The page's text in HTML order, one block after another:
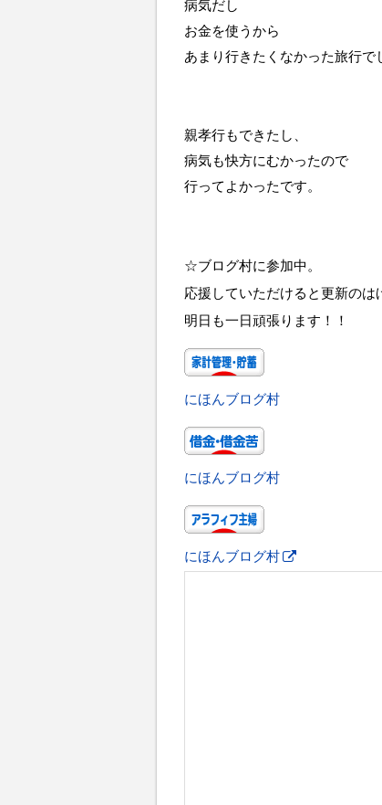
病気だし
お金を使うから
あまり行きたくなかった旅行で
親孝行もできたし、
病気も快方にむかったので
行ってよかったです。
☆ブログ村に参加中。
応援していただけると更新のは
明日も一日頑張ります！！
にほんブログ村
にほんブログ村
にほんブログ村